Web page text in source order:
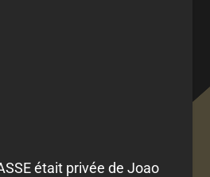
était privée de Joao